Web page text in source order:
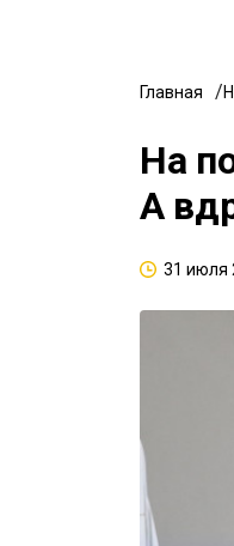
Главная
На
А
31 июля